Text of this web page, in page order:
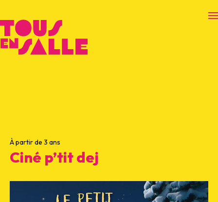
À partir de 3 ans
Ciné p’tit dej